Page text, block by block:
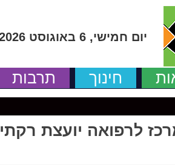
יום חמישי, 6 באוגוסט 2026
חינוך תרבות
לרפואה יועצת רקתי